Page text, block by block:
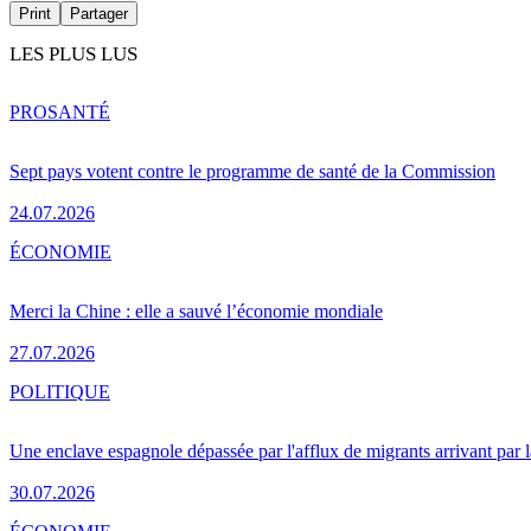
Print Partager
LES PLUS LUS
Sept pays votent contre le programme de santé de la Commission
24.07.2026
PROSANTÉ
Merci la Chine : elle a sauvé l’économie mondiale
27.07.2026
ÉCONOMIE
Une enclave espagnole dépassée par l'afflux de migrants arrivant par
30.07.2026
POLITIQUE